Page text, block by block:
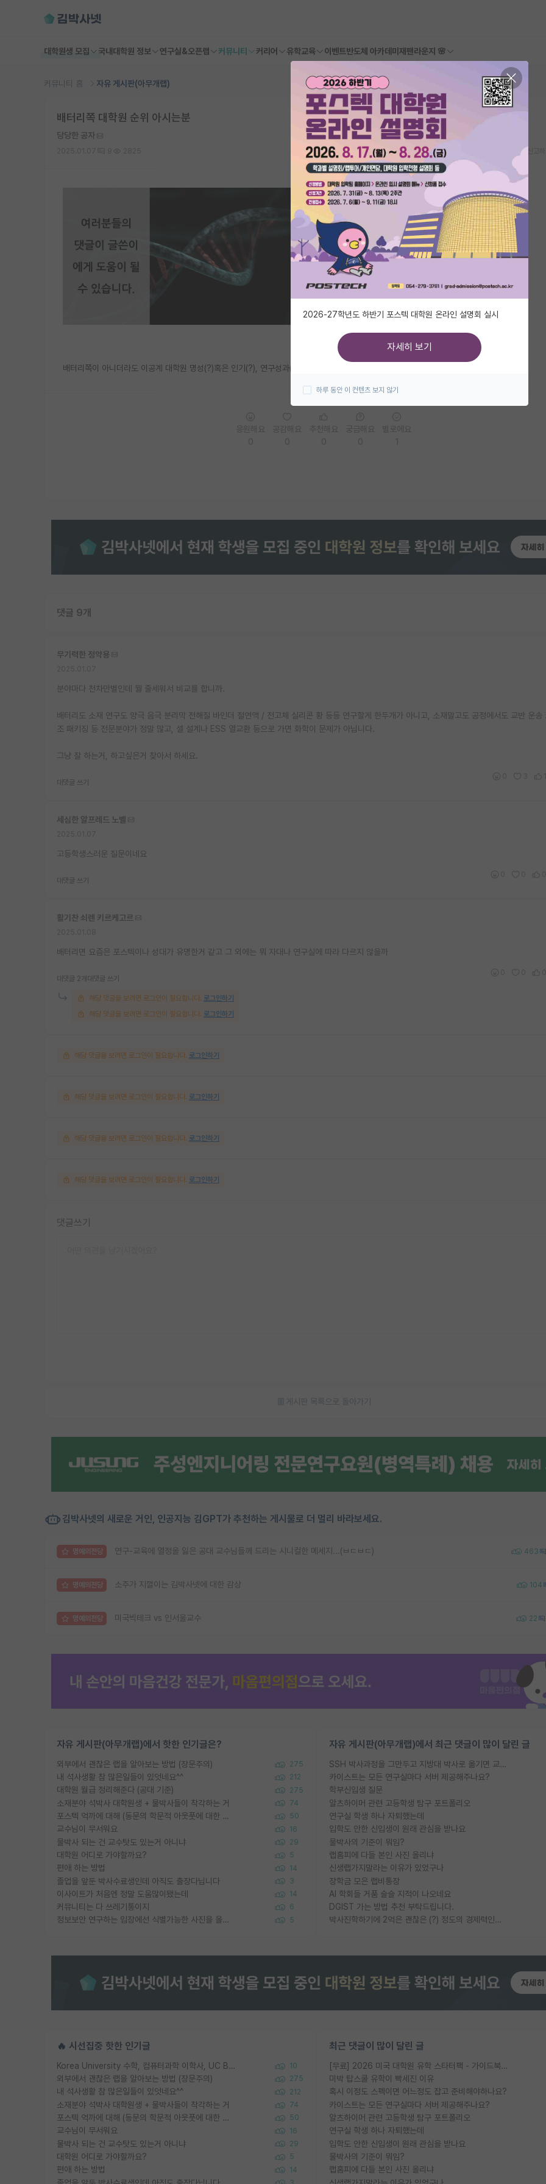
대학원생 모집 국내대학원 정보 연구실&오픈랩 커뮤니티 커리어 유학교육 이벤트반도체 아카데미 재팬라운지 🌸
커뮤니티 홈 자유 게시판(아무개랩)
배터리쪽 대학원 순위 아시는분
당당한 공자
배터리쪽이 아니더라도 이공계 대학원 명성(?)혹은 인기(?), 연구성과(?)정도로 순위 아시는분
댓글 9개
무기력한 정약용
분야마다 천차만별인데 뭘 줄세워서 비교를 합니까.
배터리도 소재 연구도 양극 음극 분리막 전해질 바인더 절연액 / 전고체 실리콘 황 등등 연구할게 한두개가 아니고, 소재말고도 공정에서도 교반 운송
조 패키징 등 전문분야가 정말 많고, 셀 설계나 ESS 열교환 등으로 가면 화학이 문제가 아닙니다.
그냥 잘 하는거, 하고싶은거 찾아서 하세요.
대댓글 쓰기
세심한 알프레드 노벨
고등학생스러운 질문이네요
대댓글 쓰기
활기찬 쇠렌 키르케고르
배터리면 요즘은 포스텍이나 성대가 유명한거 같고 그 외에는 뭐 자대나 연구실에 따라 다르지 않을까
대댓글 2개 대댓글 쓰기
해당 댓글을 보려면 로그인이 필요합니다. 로그인하기
해당 댓글을 보려면 로그인이 필요합니다. 로그인하기
해당 댓글을 보려면 로그인이 필요합니다. 로그인하기
해당 댓글을 보려면 로그인이 필요합니다. 로그인하기
해당 댓글을 보려면 로그인이 필요합니다. 로그인하기
해당 댓글을 보려면 로그인이 필요합니다. 로그인하기
댓글쓰기
게시판 목록으로 돌아가기
김박사넷의 새로운 거인, 인공지능 김GPT가 추천하는 게시물로 더 멀리 바라보세요.
명예의전당 연구-교육에 열정을 잃은 공대 교수님들께 드리는 시니컬한 메세지...(ㅂㄷㅂㄷ) 463
명예의전당 소주가 지껄이는 김박사넷에 대한 감상 104
명예의전당 미국빅테크 vs 인서울교수 22
자유 게시판(아무개랩)에서 핫한 인기글은?
외부에서 괜찮은 랩을 알아보는 방법 (장문주의) 275
내 석사생활 참 많은일들이 있엇네요^^ 212
대학원 월급 정리해준다 (공대 기준) 275
소재분야 석박사 대학원생 + 물박사들이 착각하는 거 74
포스텍 억까에 대해 (동문의 학문적 아웃풋에 대한 반박) 50
교수님이 무서워요 16
물박사 되는 건 교수탓도 있는거 아니냐 29
대학원 어디로 가야할까요? 5
편애 하는 방법 14
졸업을 앞둔 박사수료생인데 아직도 출장다닙니다 3
이사이트가 처음엔 정말 도움많이됐는데 14
커뮤니티는 다 쓰레기통이지 6
정보보안 연구하는 입장에선 식별가능한 사진을 올리는건 비추이긴함 5
자유 게시판(아무개랩)에서 최근 댓글이 많이 달린 글
SSH 박사과정을 그만두고 지방대 박사로 옮기면 교수의 꿈은 끝일까요?
카이스트는 모든 연구실마다 서버 제공해주나요?
학부신입생 질문
알츠하이머 관련 고등학생 탐구 포트폴리오
연구실 학생 하나 자퇴했는데
입학도 안한 신입생이 원래 관심을 받나요
물박사의 기준이 뭐임?
랩홈피에 다들 본인 사진 올리냐
신생랩가지말라는 이유가 있었구나
장학금 모은 랩비통장
AI 학회들 거품 슬슬 지적이 나오네요
DGIST 가는 방법 추천 부탁드립니다.
박사진학하기에 2억은 괜찮은 (?) 정도의 경제력인가요
🔥 시선집중 핫한 인기글
Korea University 수학, 컴퓨터과학 이학사, UC Berkeley 산업공학 대학원 공학박사가 되는 것은 쉽지 않겠죠? 10
외부에서 괜찮은 랩을 알아보는 방법 (장문주의) 275
내 석사생활 참 많은일들이 있엇네요^^ 212
소재분야 석박사 대학원생 + 물박사들이 착각하는 거 74
포스텍 억까에 대해 (동문의 학문적 아웃풋에 대한 반박) 50
교수님이 무서워요 16
물박사 되는 건 교수탓도 있는거 아니냐 29
대학원 어디로 가야할까요? 5
편애 하는 방법 14
최근 댓글이 많이 달린 글
[무료] 2026 미국 대학원 유학 스타터팩 - 가이드북 & 합격자 컨택메일 템플릿
미박 탑스쿨 유학이 빡세진 이유
혹시 이정도 스펙이면 어느정도 잡고 준비해야하나요?
카이스트는 모든 연구실마다 서버 제공해주나요?
알츠하이머 관련 고등학생 탐구 포트폴리오
연구실 학생 하나 자퇴했는데
입학도 안한 신입생이 원래 관심을 받나요
물박사의 기준이 뭐임?
랩홈피에 다들 본인 사진 올리냐
2026-27학년도 하반기 포스텍 대학원 온라인 설명회 실시
자세히 보기
하루 동안 이 컨텐츠 보지 않기